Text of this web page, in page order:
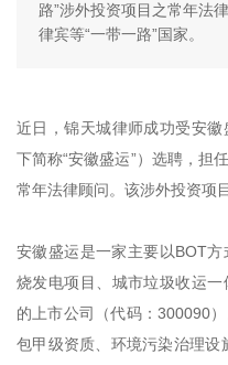
路”涉外投资项目之常年法
律宾等“一带一路”国家。
近日，锦天城律师成功受安
下简称“安徽盛运”）选聘，担
常年法律顾问。该涉外投资项
安徽盛运是一家主要以BOT
烧发电项目、城市垃圾收运
的上市公司（代码：300090
包甲级资质、环境污染治理设